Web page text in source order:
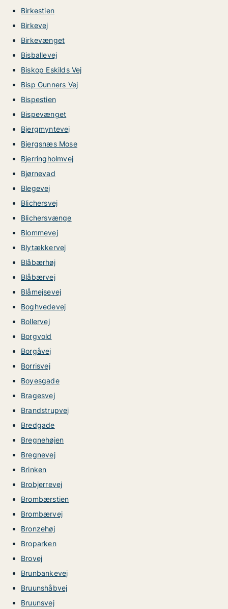
Birkestien
Birkevej
Birkevænget
Bisballevej
Biskop Eskilds Vej
Bisp Gunners Vej
Bispestien
Bispevænget
Bjergmyntevej
Bjergsnæs Mose
Bjerringholmvej
Bjørnevad
Blegevej
Blichersvej
Blichersvænge
Blommevej
Blytækkervej
Blåbærhøj
Blåbærvej
Blåmejsevej
Boghvedevej
Bollervej
Borgvold
Borgåvej
Borrisvej
Boyesgade
Bragesvej
Brandstrupvej
Bredgade
Bregnehøjen
Bregnevej
Brinken
Brobjerrevej
Brombærstien
Brombærvej
Bronzehøj
Broparken
Brovej
Brunbankevej
Bruunshåbvej
Bruunsvej